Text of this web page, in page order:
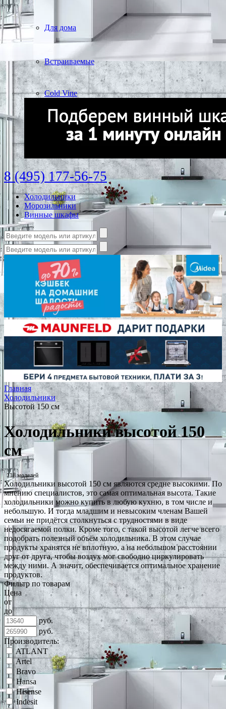
Для дома
Встраиваемые
Cold Vine
8 (495) 177-56-75
Холодильники
Морозильники
Винные шкафы
Главная
Холодильники
Высотой 150 см
Холодильники высотой 150
см
118 моделей
Холодильники высотой 150 см являются средне высокими. По
мнению специалистов, это самая оптимальная высота. Такие
холодильники можно купить в любую кухню, в том числе и
небольшую. И тогда младшим и невысоким членам Вашей
семьи не придётся столкнуться с трудностями в виде
недосягаемой полки. Кроме того, с такой высотой легче всего
подобрать полезный объём холодильника. В этом случае
продукты хранятся не вплотную, а на небольшом расстоянии
друг от друга, чтобы воздух мог свободно циркулировать
между ними. А значит, обеспечивается оптимальное хранение
продуктов.
Фильтр по товарам
Цена
от
до
руб.
руб.
Производитель:
ATLANT
Artel
Bravo
Hansa
Hisense
Indesit